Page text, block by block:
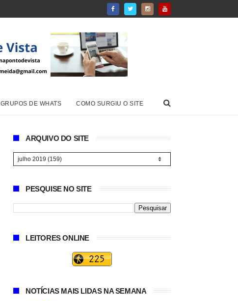
GRUPOS DE WHATS COMO SURGIU O SITE
ARQUIVO DO SITE
PESQUISE NO SITE
LEITORES ONLINE
NOTÍCIAS MAIS LIDAS NA SEMANA